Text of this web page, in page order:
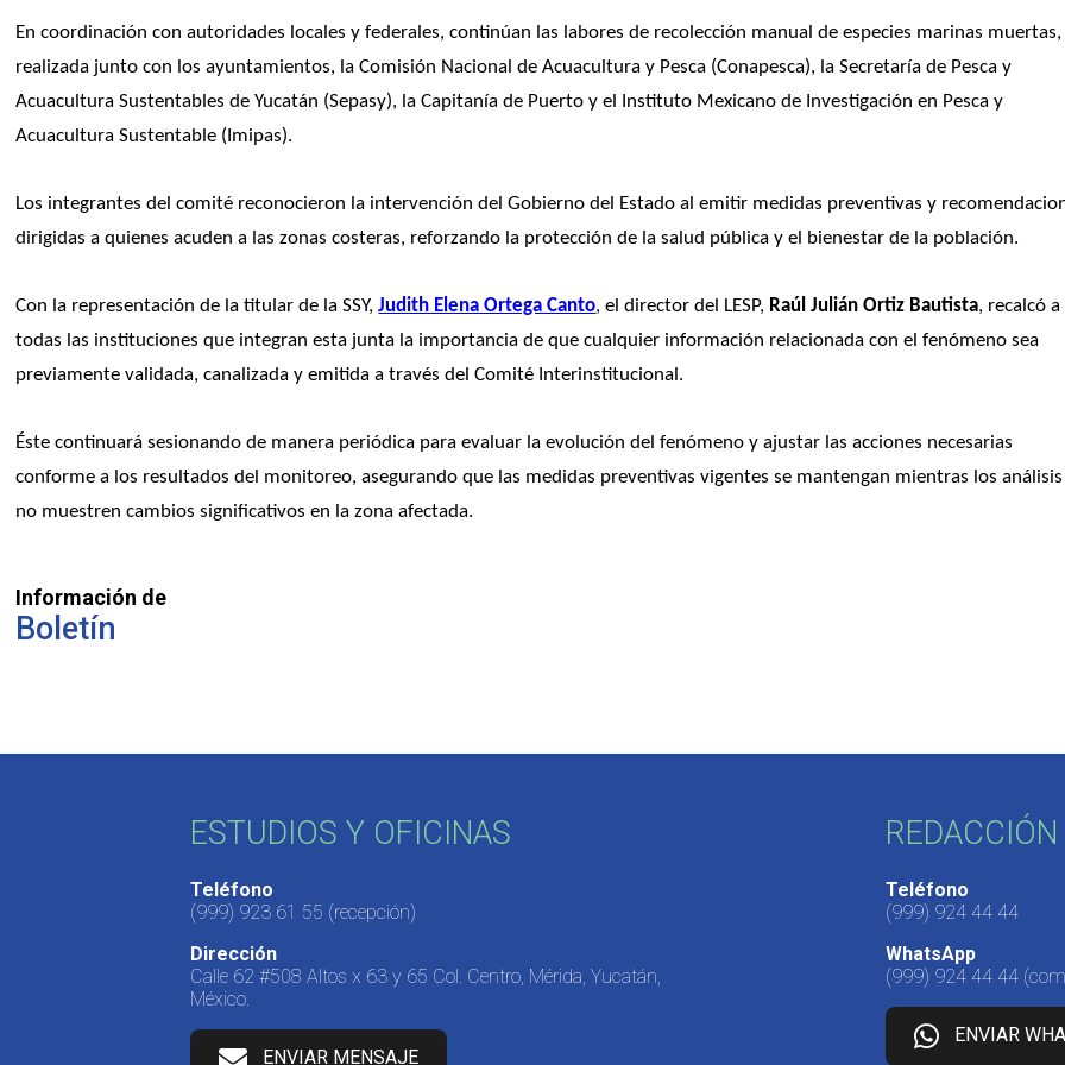
En coordinación con autoridades locales y federales, continúan las labores de recolección manual de especies marinas muertas,
realizada junto con los ayuntamientos, la Comisión Nacional de Acuacultura y Pesca (Conapesca), la Secretaría de Pesca y
Acuacultura Sustentables de Yucatán (Sepasy), la Capitanía de Puerto y el Instituto Mexicano de Investigación en Pesca y
Acuacultura Sustentable (Imipas).
Los integrantes del comité reconocieron la intervención del Gobierno del Estado al emitir medidas preventivas y
dirigidas a quienes acuden a las zonas costeras, reforzando la protección de la salud pública y el bienestar de la población.
Con la representación de la titular de la SSY, Judith Elena Ortega Canto, el director del LESP, Raúl Julián Ortiz Bautista, recalcó a
todas las instituciones que integran esta junta la importancia de que cualquier información relacionada con el fenómeno sea
previamente validada, canalizada y emitida a través del Comité Interinstitucional.
Éste continuará sesionando de manera periódica para evaluar la evolución del fenómeno y ajustar las acciones necesarias
conforme a los resultados del monitoreo, asegurando que las medidas preventivas vigentes se mantengan mientras los análisis
no muestren cambios significativos en la zona afectada.
Información de
Boletín
ESTUDIOS Y OFICINAS
Teléfono
(999) 923 61 55 (recepción)
Dirección
Calle 62 #508 Altos x 63 y 65 Col. Centro, Mérida, Yucatán,
México.
ENVIAR MENSAJE
Teléfono
(999) 924 44 44
WhatsApp
(999) 924 44 44
ENVIAR